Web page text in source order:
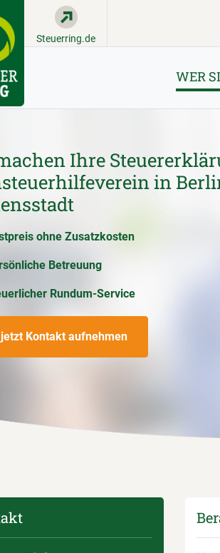
Steuerring.de
WER
Ihre
in
ohne Zusatzkosten
Betreuung
Rundum-Service
jetzt Kontakt aufnehmen